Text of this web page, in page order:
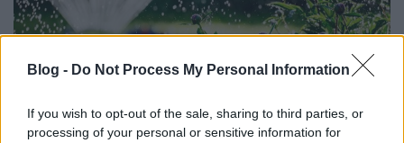
Blog - Do Not Process My Personal Information
If you wish to opt-out of the sale, sharing to third parties, or
processing of your personal or sensitive information for